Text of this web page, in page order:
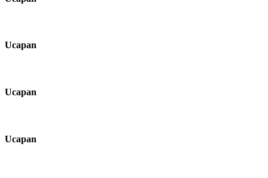
Ucapan
Ucapan
Ucapan